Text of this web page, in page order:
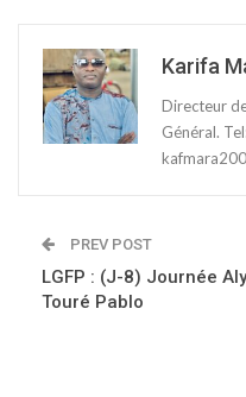
Karifa
Directeur
Général.
PREV POST
LGFP : (J-8) Journée Aly
Touré Pablo